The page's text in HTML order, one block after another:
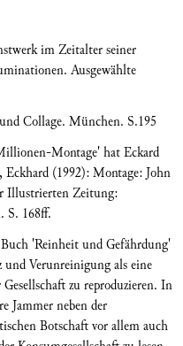
im Zeitalter seiner
Ausgewählte
Collage. München. S.195
Montage' hat Eckard
(1992): Montage: John
Illustrierten Zeitung:
S. 168ff.
'Reinheit und Gefährdung'
und Verunreinigung als eine
zu reproduzieren. In
Jammer neben der
Botschaft vor allem auch